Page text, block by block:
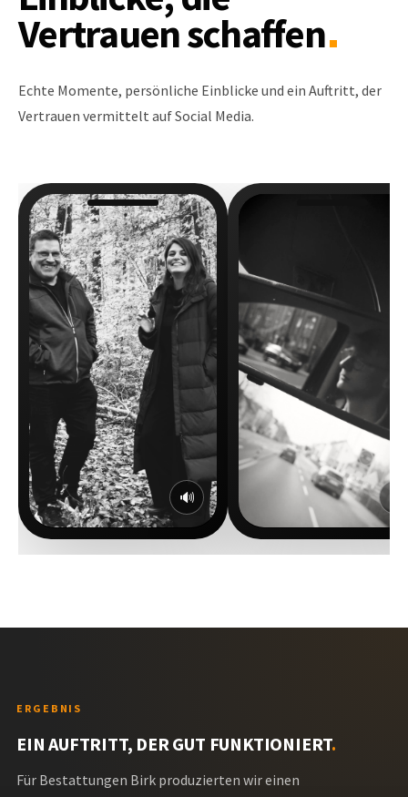
Vertrauen schaffen
Echte Momente, persönliche Einblicke und ein Auftritt, der
Vertrauen vermittelt auf Social Media.
🔊
ERGEBNIS
EIN AUFTRITT, DER GUT FUNKTIONIERT.
Für Bestattungen Birk produzierten wir einen